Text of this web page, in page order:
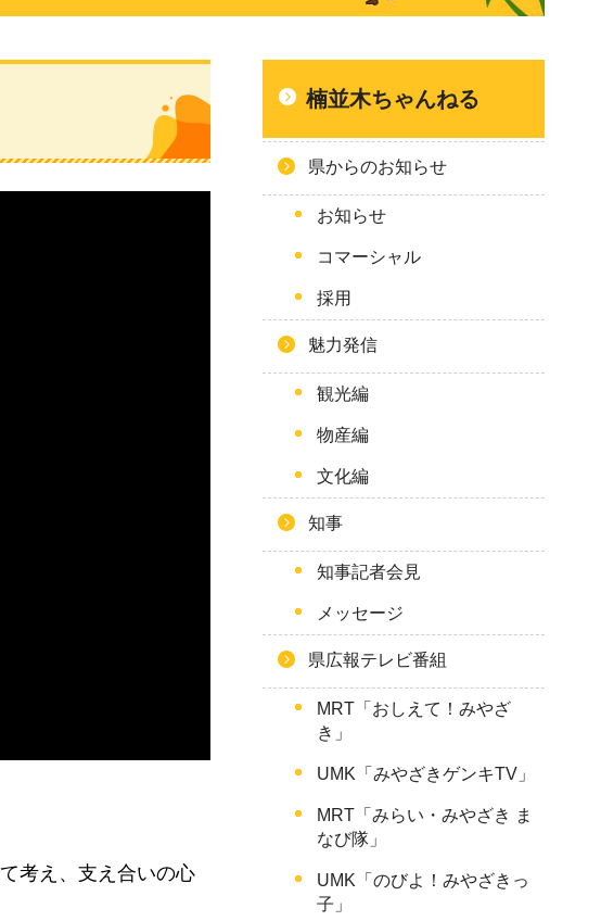
考え、支え合いの心
楠並木ちゃんねる
県からのお知らせ
お知らせ
コマーシャル
採用
魅力発信
観光編
物産編
文化編
知事
知事記者会見
メッセージ
県広報テレビ番組
MRT「おしえて！みやざ
き」
UMK「みやざきゲンキTV」
MRT「みらい・みやざき ま
なび隊」
UMK「のびよ！みやざきっ
子」